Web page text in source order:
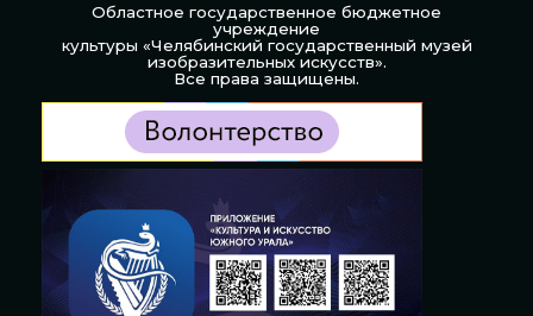
Областное государственное бюджетное
учреждение
культуры «Челябинский государственный музей
изобразительных искусств».
Все права защищены.